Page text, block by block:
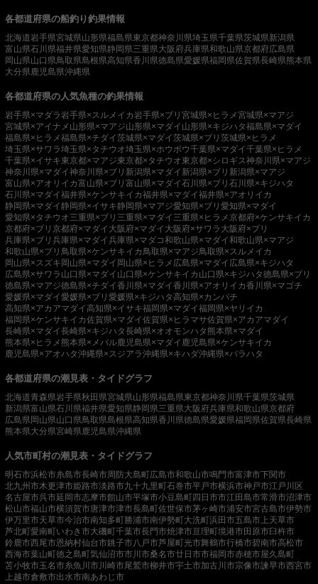
各都道府県の船釣り釣果情報
北海道岩手県宮城県山形県福島県東京都神奈川県埼玉県千葉県茨城県新潟県
富山県石川県福井県愛知県静岡県三重県大阪府兵庫県和歌山県京都府広島県
岡山県山口県鳥取県島根県高知県香川県徳島県愛媛県福岡県佐賀県長崎県熊本県
大分県鹿児島県沖縄県
各都道府県の人気魚種の釣果情報
岩手県×マダラ岩手県×スルメイカ岩手県×ブリ 宮城県×ヒラメ宮城県×マアジ
宮城県×アイナメ 山形県×マアジ山形県×マダイ 山形県×キジハタ福島県×マダイ
福島県×ヒラメ福島県×チダイ茨城県×マダイ茨城県×ブリ 茨城県×ヒラメ
埼玉県×サワラ埼玉県×タチウオ埼玉県×ホウボウ千葉県×マダイ千葉県×ヒラメ
千葉県×イサキ東京都×マアジ東京都×タチウオ東京都×シロギス神奈川県×マアジ
神奈川県×マダイ神奈川県×ブリ 新潟県×マダイ 新潟県×ブリ 新潟県×マアジ
富山県×アオリイカ富山県×ブリ 富山県×マダイ石川県×ブリ 石川県×キジハタ
石川県×マダイ福井県×ケンサキイカ福井県×マダイ福井県×アオリイカ
静岡県×マダイ 静岡県×イサキ静岡県×マアジ愛知県×ブリ 愛知県×マダイ
愛知県×タチウオ三重県×ブリ 三重県×マダイ 三重県×ヒラメ京都府×ケンサキイカ
京都府×ブリ 京都府×マダイ 大阪府×マダイ 大阪府×サワラ 大阪府×ブリ
兵庫県×ブリ 兵庫県×マダイ兵庫県×マダコ和歌山県×マダイ和歌山県×マアジ
和歌山県×ブリ 鳥取県×ケンサキイカ鳥取県×マアジ鳥取県×スルメイカ
岡山県×スズキ 岡山県×マダイ 岡山県×ヒラメ 広島県×マダイ 広島県×キジハタ
広島県×サワラ 山口県×マダイ 山口県×ケンサキイカ 山口県×キジハタ徳島県×ブリ
徳島県×マアジ徳島県×チダイ香川県×マダイ香川県×アオリイカ香川県×マゴチ
愛媛県×マダイ愛媛県×ブリ 愛媛県×キジハタ高知県×カンパチ
高知県×アカアマダイ高知県×イサキ福岡県×マダイ福岡県×ヤリイカ
福岡県×ケンサキイカ佐賀県×マダイ佐賀県×ヒラマサ佐賀県×アカアマダイ
長崎県×マダイ長崎県×キジハタ長崎県×オオモンハタ 熊本県×マダイ
熊本県×ヒラメ 熊本県×メバル鹿児島県×マダイ 鹿児島県×ケンサキイカ
鹿児島県×アオハタ沖縄県×スジアラ沖縄県×キハダ沖縄県×バラハタ
各都道府県の潮見表・タイドグラフ
北海道青森県岩手県秋田県宮城県山形県福島県東京都神奈川県千葉県茨城県
新潟県富山県石川県福井県愛知県静岡県三重県大阪府兵庫県和歌山県京都府
広島県岡山県山口県鳥取県島根県高知県香川県徳島県愛媛県福岡県佐賀県長崎県
熊本県大分県宮崎県鹿児島県沖縄県
人気市町村の潮見表・タイドグラフ
明石市浜松市糸島市長崎市周防大島町広島市和歌山市鳴門市富津市下関市
北九州市木更津市姫路市淡路市九十九里町石巻市平戸市横浜市神戸市江戸川区
名古屋市呉市延岡市志摩市館山市平塚市小豆島町四日市市江田島市常滑市沼津市
松山市福山市横須賀市唐津市津市長島町佐世保市茅ヶ崎市浦安市宮古島市伊勢市
伊万里市天草市今治市南知多町勝浦市南伊勢町大洗町浜田市五島市 上天草市
芦北町愛南町いわき市大磯町千葉市長門市焼津市亘理町境港市田原市臼杵市
鈴鹿市西尾市恩納村仙台市銚子市八戸市芦屋町光市舞鶴市行橋市碧南市高松市
西海市葉山町徳之島町気仙沼市市川市桑名市廿日市市福岡市赤穂市屋久島町
苫小牧市玉名市糸魚川市川崎市尾鷲市柳井市宇土市加古川市宗像市諫早市西宮市
上越市倉敷市出水市南あわじ市